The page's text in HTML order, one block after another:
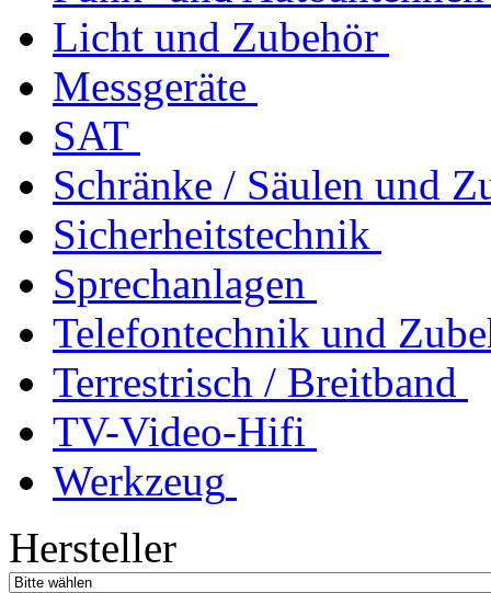
Licht und Zubehör
Messgeräte
SAT
Schränke / Säulen und
Sicherheitstechnik
Sprechanlagen
Telefontechnik und
Terrestrisch / Breitband
TV-Video-Hifi
Werkzeug
Hersteller